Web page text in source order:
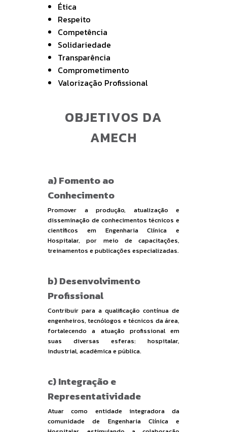
Ética
Respeito
Competência
Solidariedade
Transparência
Comprometimento
Valorização Profissional
OBJETIVOS DA
AMECH
a) Fomento ao
Conhecimento
Promover a produção, atualização e
disseminação de conhecimentos técnicos e
científicos em Engenharia Clínica e
Hospitalar, por meio de capacitações,
treinamentos e publicações especializadas.
b) Desenvolvimento
Profissional
Contribuir para a qualificação contínua de
engenheiros, tecnólogos e técnicos da área,
fortalecendo a atuação profissional em
suas diversas esferas: hospitalar,
industrial, acadêmica e pública.
c) Integração e
Representatividade
Atuar como entidade integradora da
comunidade de Engenharia Clínica e